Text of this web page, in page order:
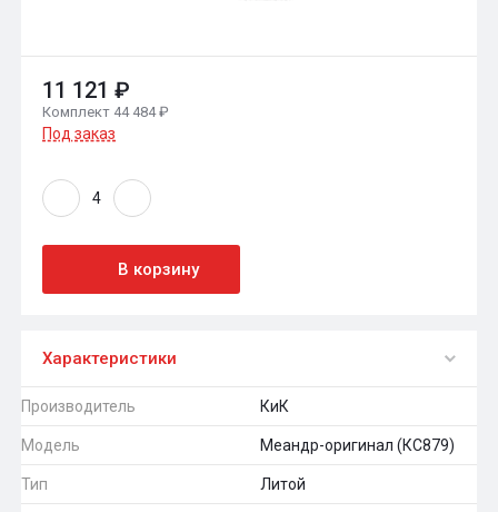
11 121 ₽
Комплект 44 484 ₽
Под заказ
В корзину
Характеристики
Производитель КиК
Модель Меандр-оригинал (КС879)
Тип Литой